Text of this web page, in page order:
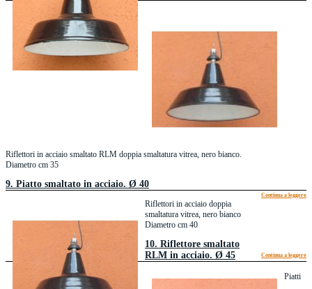
Riflettori in acciaio smaltato RLM doppia smaltatura vitrea, nero bianco.
Diametro cm 35
Continua a leggere
9. Piatto smaltato in acciaio. Ø 40
Riflettori in acciaio doppia
smaltatura vitrea, nero bianco
Diametro cm 40
Continua a leggere
10. Riflettore smaltato
RLM in acciaio. Ø 45
Piatti